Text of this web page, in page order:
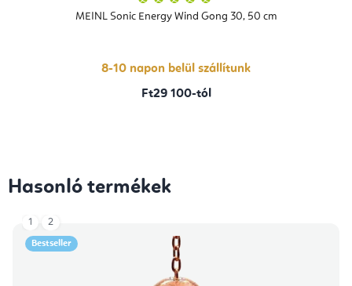
MEINL Sonic Energy Wind Gong 30, 50 cm
átlagos
értékelése
csillag.
8-10 napon belül szállítunk
Ft29 100-tól
Hasonló termékek
Bestseller
1 2